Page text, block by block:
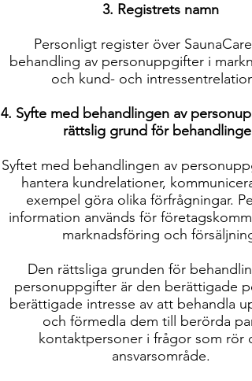
3. Registrets namn
Personligt register över
behandling av personuppgifter i
och kund- och
4. Syfte med behandlingen av
rättslig grund för
Syftet med behandlingen av
hantera kundrelationer,
exempel göra olika förfrågningar.
information används för
marknadsföring och
Den rättsliga grunden för
personuppgifter är den berättigade
berättigade intresse av att behandla
och förmedla dem till berörda
kontaktpersoner i frågor som rör
ansvarsområde.